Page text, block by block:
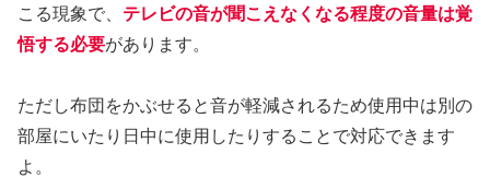
こる現象で、 テレビの音が聞こえなくなる程度の音量は覚
悟する必要があります。
ただし布団をかぶせると音が軽減されるため使用中は別の
部屋にいたり日中に使用したりすることで対応できます
よ。